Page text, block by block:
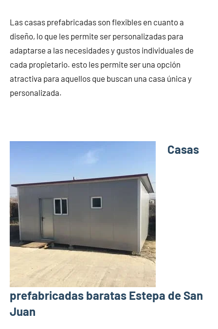
Las casas prefabricadas son flexibles en cuanto a
diseño, lo que les permite ser personalizadas para
adaptarse a las necesidades y gustos individuales de
cada propietario. esto les permite ser una opción
atractiva para aquellos que buscan una casa única y
personalizada.
Casas
prefabricadas baratas Estepa de San
Juan